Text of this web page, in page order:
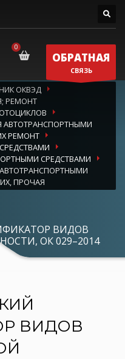
ОБРАТНАЯ
СВЯЗЬ
ОКВЭД
РЕМОНТ
АВТОТРАНСПОРТНЫМИ
РЕМОНТ
СРЕДСТВАМИ
ПРОЧАЯ
ВИДОВ
ОК 029–2014
ВИДОВ